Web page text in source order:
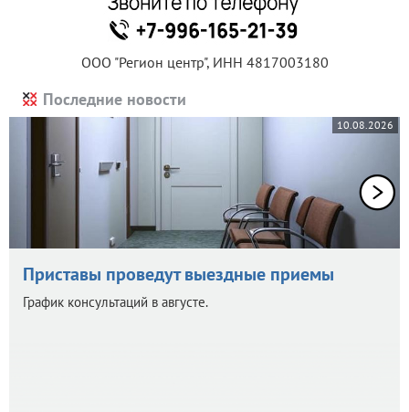
ООО "Регион центр", ИНН 4817003180
Последние новости
10.08.2026
Приставы проведут выездные приемы
График консультаций в августе.